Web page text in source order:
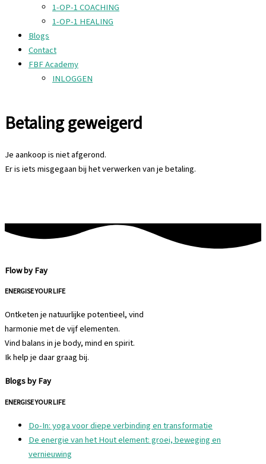
1-OP-1 COACHING
1-OP-1 HEALING
Blogs
Contact
FBF Academy
INLOGGEN
Betaling geweigerd
Je aankoop is niet afgerond.
Er is iets misgegaan bij het verwerken van je betaling.
Flow by Fay
ENERGISE YOUR LIFE
Ontketen je natuurlijke potentieel, vind
harmonie met de vijf elementen.
Vind balans in je body, mind en spirit.
Ik help je daar graag bij.
Blogs by Fay
ENERGISE YOUR LIFE
Do-In: yoga voor diepe verbinding en transformatie
De energie van het Hout element: groei, beweging en
vernieuwing